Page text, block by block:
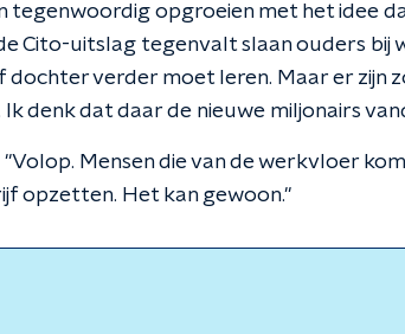
tegenwoordig opgroeien met het idee
Cito-uitslag tegenvalt slaan ouders bij
dochter verder moet leren. Maar er zijn
Ik denk dat daar de nieuwe miljonairs
"Volop. Mensen die van de werkvloer
opzetten. Het kan gewoon."